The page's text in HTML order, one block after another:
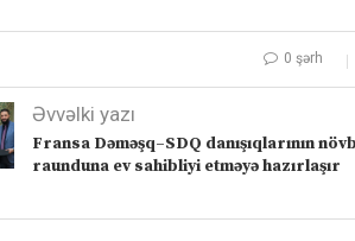
0 şərh
Əvvəlki yazı
Fransa Dəməşq–SDQ danışıqlarının
raunduna ev sahibliyi etməyə hazırlaşır